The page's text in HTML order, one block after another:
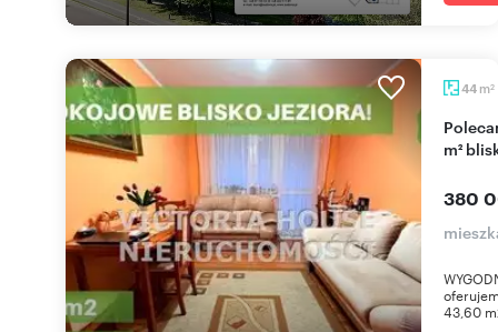
44 m2
Polecam komfortowe 2-pokojowe mieszkanie 44
m²
380
43,60